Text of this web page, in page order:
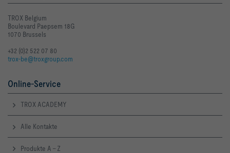
TROX Belgium
Boulevard Paepsem 18G
1070 Brussels
+32 (0)2 522 07 80
trox-be@troxgroup.com
Online-Service
TROX ACADEMY
Alle Kontakte
Produkte A - Z